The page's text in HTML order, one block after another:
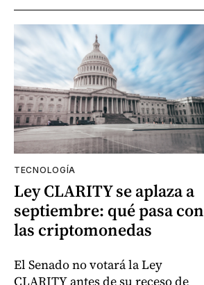
TECNOLOGÍA
Ley CLARITY se aplaza a
septiembre: qué pasa con
las criptomonedas
El Senado no votará la Ley
CLARITY antes de su receso de